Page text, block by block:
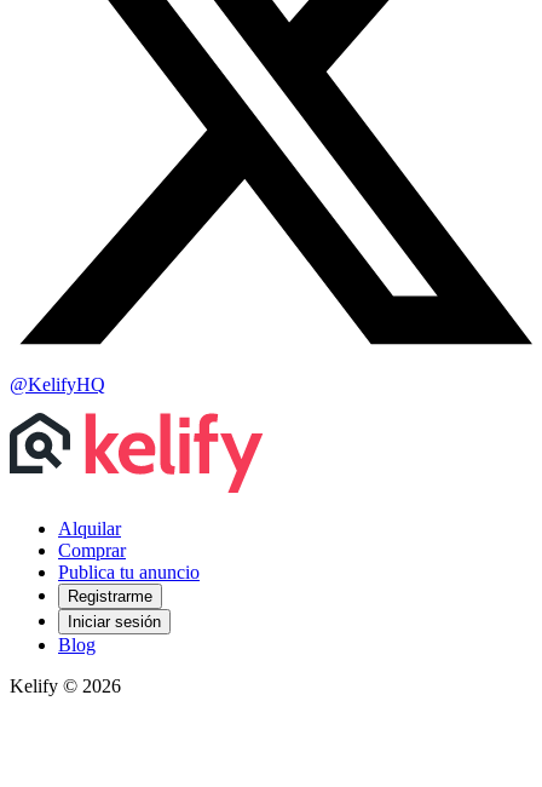
@KelifyHQ
Alquilar
Comprar
Publica tu anuncio
Registrarme
Iniciar sesión
Blog
Kelify © 2026